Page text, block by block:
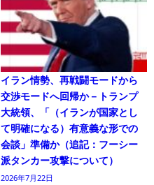
イラン情勢、再戦闘モードから
交渉モードへ回帰か－トランプ
大統領、「（イランが国家とし
て明確になる）有意義な形での
会談」準備か（追記：フーシー
派タンカー攻撃について）
2026年7月22日